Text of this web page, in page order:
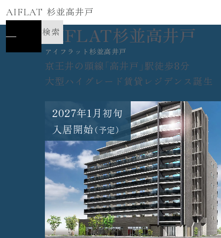
AIFLAT 杉並高井戸
空室検索AIFLAT杉並高井戸
アイフラット杉並高井戸
京王井の頭線「高井戸」駅徒歩8分
大型ハイグレード賃貸レジデンス誕生
2027年1月初旬
入居開始 （予定）